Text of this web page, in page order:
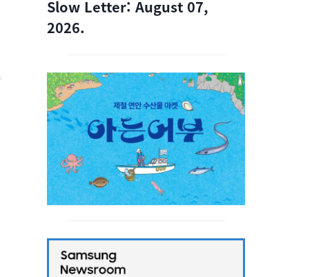
Slow Letter: August 07,
2026.